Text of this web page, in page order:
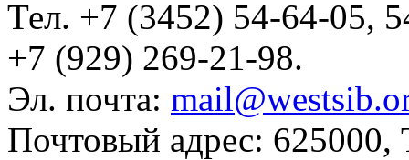
Тел. +7 (3452) 54-64-05,
+7 (929) 269-21-98.
Эл. почта:
Почтовый адрес: